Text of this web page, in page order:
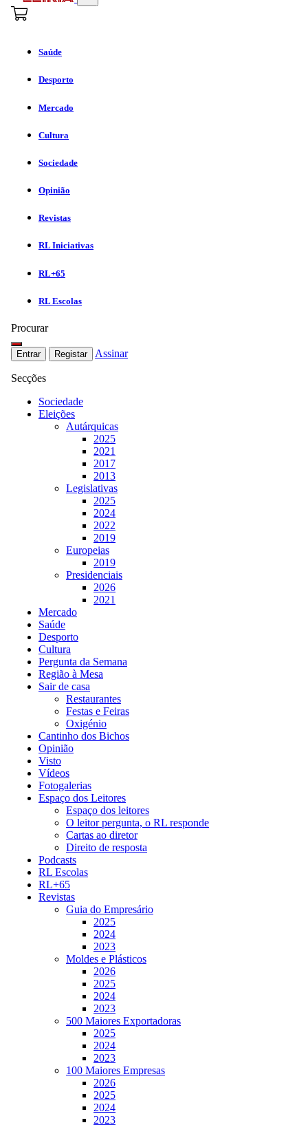
Saúde
Desporto
Mercado
Cultura
Sociedade
Opinião
Revistas
RL Iniciativas
RL+65
RL Escolas
Procurar
Entrar Registar Assinar
Secções
Sociedade
Eleições
Autárquicas
2025
2021
2017
2013
Legislativas
2025
2024
2022
2019
Europeias
2019
Presidenciais
2026
2021
Mercado
Saúde
Desporto
Cultura
Pergunta da Semana
Região à Mesa
Sair de casa
Restaurantes
Festas e Feiras
Oxigénio
Cantinho dos Bichos
Opinião
Visto
Vídeos
Fotogalerias
Espaço dos Leitores
Espaço dos leitores
O leitor pergunta, o RL responde
Cartas ao diretor
Direito de resposta
Podcasts
RL Escolas
RL+65
Revistas
Guia do Empresário
2025
2024
2023
Moldes e Plásticos
2026
2025
2024
2023
500 Maiores Exportadoras
2025
2024
2023
100 Maiores Empresas
2026
2025
2024
2023